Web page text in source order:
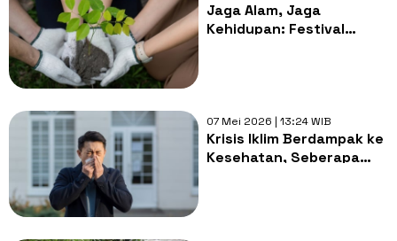
Jaga Alam, Jaga
Kehidupan: Festival
07 Mei 2026 | 13:24 WIB
Krisis Iklim Berdampak ke
Kesehatan, Seberapa